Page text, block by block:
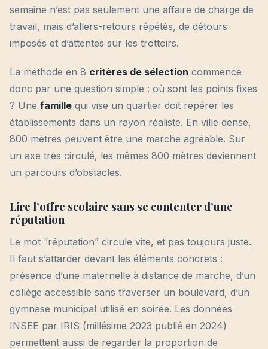
semaine n’est pas seulement une affaire de charge de
travail, mais d’allers-retours répétés, de détours
imposés et d’attentes sur les trottoirs.
La méthode en 8 critères de sélection commence
donc par une question simple : où sont les points fixes
? Une famille qui vise un quartier doit repérer les
établissements dans un rayon réaliste. En ville dense,
800 mètres peuvent être une marche agréable. Sur
un axe très circulé, les mêmes 800 mètres deviennent
un parcours d’obstacles.
Lire l’offre scolaire sans se contenter d’une
réputation
Le mot “réputation” circule vite, et pas toujours juste.
Il faut s’attarder devant les éléments concrets :
présence d’une maternelle à distance de marche, d’un
collège accessible sans traverser un boulevard, d’un
gymnase municipal utilisé en soirée. Les données
INSEE par IRIS (millésime 2023 publié en 2024)
permettent aussi de regarder la proportion de